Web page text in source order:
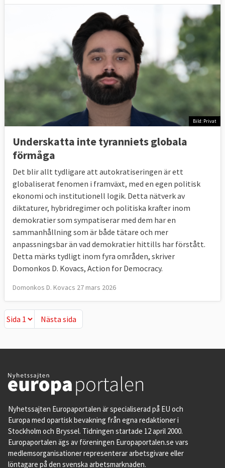
Bild: Privat
Underskatta inte tyranniets globala
förmåga
Det blir allt tydligare att autokratiseringen är ett
globaliserat fenomen i framväxt, med en egen politisk
ekonomi och institutionell logik. Detta nätverk av
diktaturer, hybridregimer och politiska krafter inom
demokratier som sympatiserar med dem har en
sammanhållning som är både tätare och mer
anpassningsbar än vad demokratier hittills har förstått.
Detta märks tydligt inom fyra områden, skriver
Domonkos D. Kovacs, Action for Democracy.
Domonkos D. Kovacs 27 mars 2026
Nästa sida
Nästa sida
Nyhetssajten Europaportalen är specialiserad på EU och
Europa med opartisk bevakning från egna redaktioner i
Stockholm och Bryssel. Tidningen startade 12 april 2000.
Europaportalen ägs av föreningen Europaportalen.se vars
medlemsorganisationer representerar arbetsgivare eller
löntagare på den svenska arbetsmarknaden.